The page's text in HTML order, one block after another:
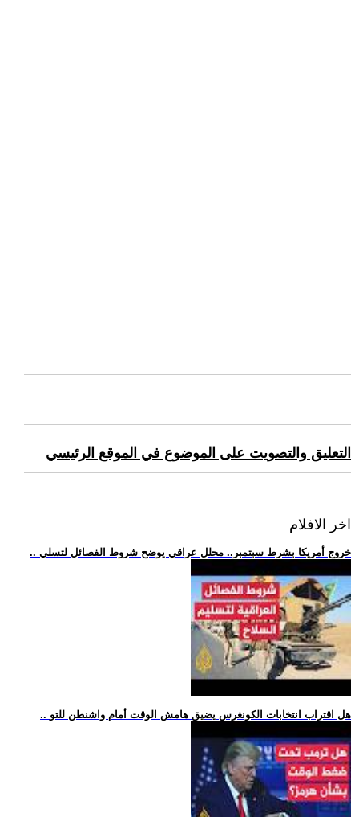
التعليق والتصويت على الموضوع في الموقع الرئيسي
اخر الافلام
.. خروج أمريكا بشرط سبتمبر.. محلل عراقي يوضح شروط الفصائل لتسلي
.. هل اقتراب انتخابات الكونغرس يضيق هامش الوقت أمام واشنطن للتو